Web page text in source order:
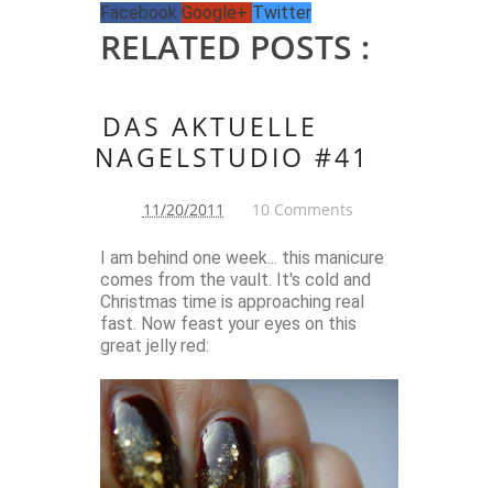
Facebook Google+ Twitter
RELATED POSTS :
DAS AKTUELLE
NAGELSTUDIO #41
11/20/2011 10 Comments
I am behind one week... this manicure
comes from the vault. It's cold and
Christmas time is approaching real
fast. Now feast your eyes on this
great jelly red: